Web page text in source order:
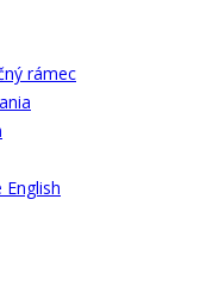
rámec
English